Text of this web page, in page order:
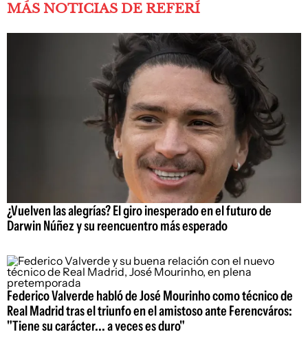
MÁS NOTICIAS DE REFERÍ
¿Vuelven las alegrías? El giro inesperado en el futuro de
Darwin Núñez y su reencuentro más esperado
Federico Valverde habló de José Mourinho como técnico de
Real Madrid tras el triunfo en el amistoso ante Ferencváros:
"Tiene su carácter... a veces es duro"